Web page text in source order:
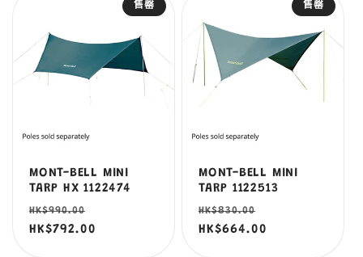
售罄
MONT-BELL MINI
TARP HX 1122474
定
價
HK$990.00
價
HK$792.00
售罄
MONT-BELL MINI
TARP 1122513
定
價
HK$830.00
價
HK$664.00